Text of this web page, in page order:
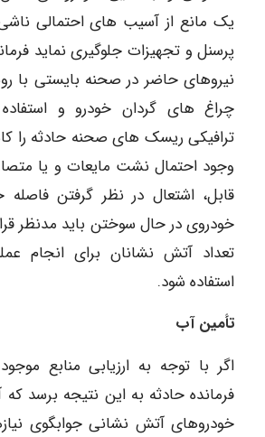
یک مانع از آسیب های احتمالی ناشی
پرسنل و تجهیزات جلوگیری نماید
نیروهای حاضر در صحنه بایستی با
چراغ های گردان خودرو و
ترافیکی ریسک های صحنه حادثه را
وجود احتمال نشت مایعات و یا
قابل، اشتعال در نظر گرفتن فاصله
خودروی در حال سوختن باید مدنظر
تعداد آتش نشانان برای انجام
استفاده شود.
تأمین آب
اگر با توجه به ارزیابی منابع
فرمانده حادثه به این نتیجه برسد
خودروهای آتش نشانی جوابگوی